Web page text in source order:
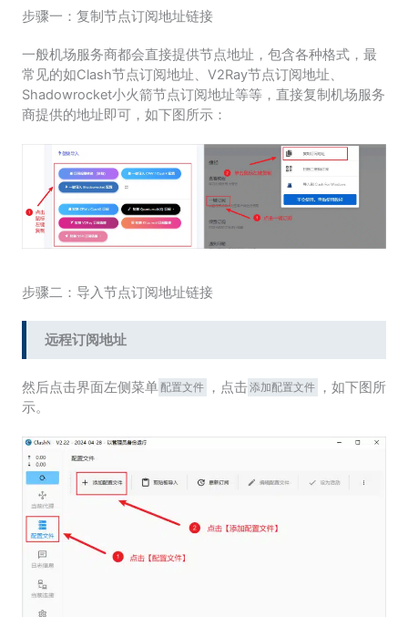
步骤一：复制节点订阅地址链接
一般机场服务商都会直接提供节点地址，包含各种格式，最
常见的如Clash节点订阅地址、V2Ray节点订阅地址、
Shadowrocket小火箭节点订阅地址等等，直接复制机场服务
商提供的地址即可，如下图所示：
步骤二：导入节点订阅地址链接
远程订阅地址
然后点击界面左侧菜单 配置文件 ，点击添加配置文件 ，如下图所
示。